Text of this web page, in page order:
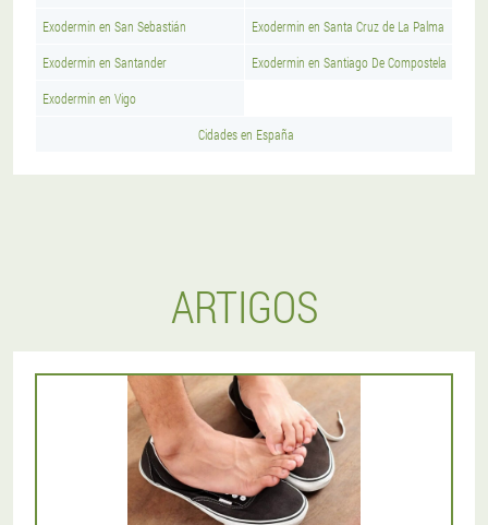
Exodermin en San Sebastián Exodermin en Santa Cruz de La Palma
Exodermin en Santander Exodermin en Santiago De Compostela
Exodermin en Vigo
Cidades en España
ARTIGOS